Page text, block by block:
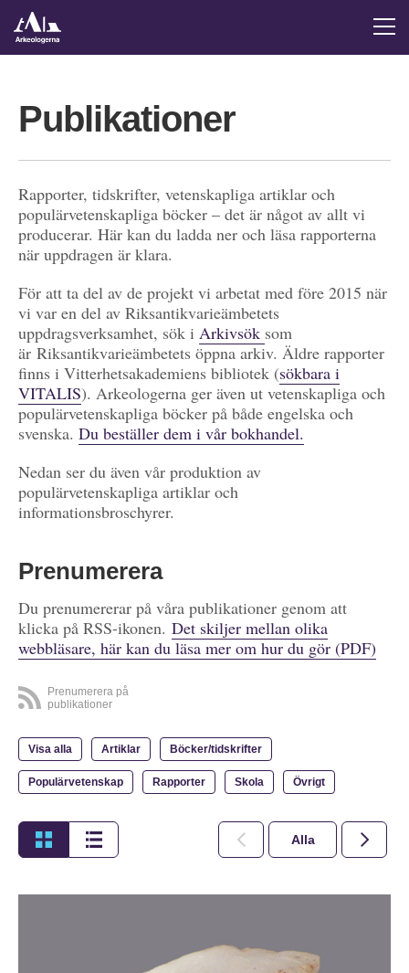
Publikationer
Rapporter, tidskrifter, vetenskapliga artiklar och
populärvetenskapliga böcker – det är något av allt vi
producerar. Här kan du ladda ner och läsa rapporterna
när uppdragen är klara.
För att ta del av de projekt vi arbetat med före 2015 när
vi var en del av Riksantikvarieämbetets
uppdragsverksamhet, sök i Arkivsök som
är Riksantikvarieämbetets öppna arkiv. Äldre rapporter
finns i Vitterhetsakademiens bibliotek (sökbara i
VITALIS). Arkeologerna ger även ut vetenskapliga och
populärvetenskapliga böcker på både engelska och
svenska. Du beställer dem i vår bokhandel.
Nedan ser du även vår produktion av
populärvetenskapliga artiklar och
informationsbroschyrer.
Prenumerera
Du prenumererar på våra publikationer genom att
klicka på RSS-ikonen. Det skiljer mellan olika
webbläsare, här kan du läsa mer om hur du gör (PDF)
Prenumerera på
publikationer
Visa alla Artiklar Böcker/tidskrifter
Populärvetenskap Rapporter Skola Övrigt
Alla 2026